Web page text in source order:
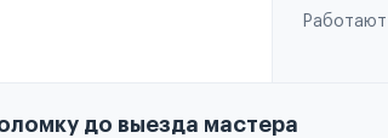
до выезда мастера